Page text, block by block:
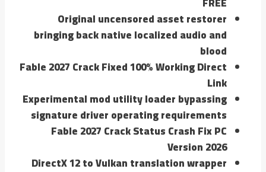
Original uncensored asset restorer
bringing back native localized audio and
blood
Fable 2027 Crack Fixed 100% Working Direct
Link
Experimental mod utility loader bypassing
signature driver operating requirements
Fable 2027 Crack Status Crash Fix PC
Version 2026
DirectX 12 to Vulkan translation wrapper